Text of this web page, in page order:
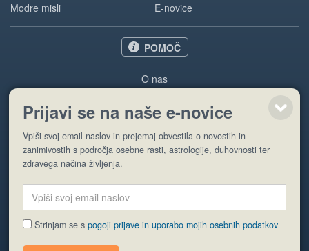
Modre misli
E-novice
POMOČ
O nas
Pogoji uporabe
Pošlji stran
Prijavi se na naše e-novice
Vpiši svoj email naslov in prejemaj obvestila o novostih in
zanimivostih s področja osebne rasti, astrologije, duhovnosti ter
zdravega načina življenja.
Strinjam se spogoji prijave in uporabo mojih osebnih podatkov